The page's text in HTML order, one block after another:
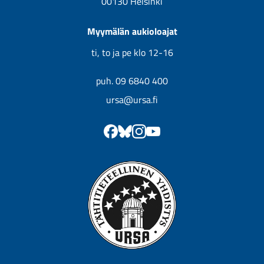
Myymälän aukioloajat
ti, to ja pe klo 12-16
puh. 09 6840 400
ursa@ursa.fi